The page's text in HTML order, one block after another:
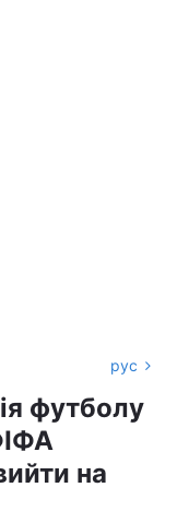
рус
футболу
на